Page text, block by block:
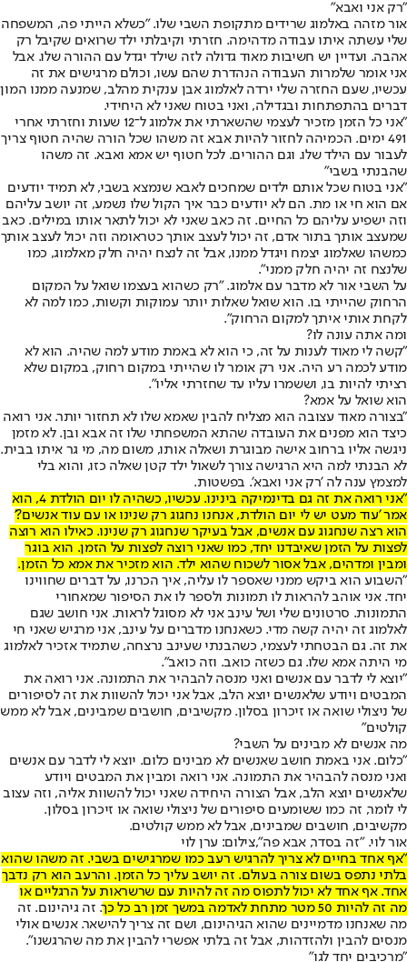
"רק אני ואבא"
אור מזהה באלמוג שרידים מתקופת השבי שלו. "כשלא הייתי פה, המשפחה
שלי עשתה איתו עבודה מדהימה. חזרתי וקיבלתי ילד שרואים שקיבל רק
אהבה. ועדיין יש חשיבות מאוד גדולה לזה שילד יגדל עם ההורה שלו. אבל
אני אומר שלמרות העבודה הנהדרת שהם עשו, וכולם מרגישים את זה
עכשיו, שעם החזרה שלי ירדה לאלמוג אבן ענקית מהלב, שמנעה ממנו המון
דברים בהתפתחות ובגדילה, ואני בטוח שאני לא היחידי.
"אני כל הזמן מזכיר לעצמי שהשארתי את אלמוג ל־12 שעות וחזרתי אחרי
491 ימים. הכמיהה לחזור להיות אבא זה משהו שכל הורה שהיה חטוף צריך
לעבור עם הילד שלו. וגם ההורים. לכל חטוף יש אמא ואבא. זה משהו
שהבנתי בשבי"
"אני בטוח שכל אותם ילדים שמחכים לאבא שנמצא בשבי, לא תמיד יודעים
אם הוא חי או מת. הם לא יודעים כבר איך הקול שלו נשמע, זה יושב עליהם
וזה ישפיע עליהם כל החיים. זה כאב שאני לא יכול לתאר אותו במילים. כאב
שמעצב אותך בתור אדם, זה יכול לעצב אותך כטראומה וזה יכול לעצב אותך
כמשהו שאלמוג יצמח ויגדל ממנו, אבל זה לנצח יהיה חלק מאלמוג, כמו
שלנצח זה יהיה חלק ממני".
על השבי אור לא מדבר עם אלמוג. "רק כשהוא בעצמו שואל על המקום
הרחוק שהייתי בו. הוא שואל שאלות יותר עמוקות וקשות, כמו למה לא
לקחת אותי איתך למקום הרחוק".
ומה אתה עונה לו?
"קשה לי מאוד לענות על זה, כי הוא לא באמת מודע למה שהיה. הוא לא
מודע לכמה רע היה. אני רק אומר לו שהייתי במקום רחוק, במקום שלא
רציתי להיות בו, וששמרו עליו עד שחזרתי אליו".
הוא שואל על אמא?
"בצורה מאוד עצובה הוא מצליח להבין שאמא שלו לא תחזור יותר. אני רואה
כיצד הוא מפנים את העובדה שהתא המשפחתי שלו זה אבא ובן. לא מזמן
ניגשה אליו ברחוב אישה מבוגרת ושאלה אותו, משום מה, מי גר איתו בבית.
לא הבנתי למה היא הרגישה צורך לשאול ילד קטן שאלה כזו, והוא בלי
למצמץ ענה לה 'רק אני ואבא'. בפשטות.
"אני רואה את זה גם בדינמיקה בינינו. עכשיו, כשהיה לו יום הולדת 4, הוא
אמר 'עוד מעט יש לי יום הולדת, אנחנו נחגוג רק שנינו או עם עוד אנשים?'
הוא רצה שנחגוג עם אנשים, אבל בעיקר שנחגוג רק שנינו. כאילו הוא רוצה
לפצות על הזמן שאיבדנו יחד, כמו שאני רוצה לפצות על הזמן. הוא בוגר
ומבין ומדהים, אבל אסור לשכוח שהוא ילד. הוא מזכיר את אמא כל הזמן.
"השבוע הוא ביקש ממני שאספר לו עליה, איך הכרנו, על דברים שחווינו
יחד. אני אוהב להראות לו תמונות ולספר לו את הסיפור שמאחורי
התמונות. סרטונים שלי ושל עינב אני לא מסוגל לראות. אני חושב שגם
לאלמוג זה יהיה קשה מדי. כשאנחנו מדברים על עינב, אני מרגיש שאני חי
את זה. גם הבטחתי לעצמי, כשהבנתי שעינב נרצחה, שתמיד אזכיר לאלמוג
מי היתה אמא שלו. גם כשזה כואב. וזה כואב".
"יוצא לי לדבר עם אנשים ואני מנסה להבהיר את התמונה. אני רואה את
המבטים ויודע שלאנשים יוצא הלב, אבל אני יכול להשוות את זה לסיפורים
של ניצולי שואה או זיכרון בסלון. מקשיבים, חושבים שמבינים, אבל לא ממש
קולטים"
מה אנשים לא מבינים על השבי?
"כלום. אני באמת חושב שאנשים לא מבינים כלום. יוצא לי לדבר עם אנשים
ואני מנסה להבהיר את התמונה. אני רואה ומבין את המבטים ויודע
שלאנשים יוצא הלב, אבל הצורה היחידה שאני יכול להשוות אליה, וזה עצוב
לי לומר, זה כמו ששומעים סיפורים של ניצולי שואה או זיכרון בסלון.
מקשיבים, חושבים שמבינים, אבל לא ממש קולטים.
אור לוי. "זה בסדר, אבא פה",צילום: ערן לוי
"אף אחד בחיים לא צריך להרגיש רעב כמו שמרגישים בשבי. זה משהו שהוא
בלתי נתפס בשום צורה בעולם. זה יושב עליך כל הזמן. והרעב הוא רק נדבך
אחד. אף אחד לא יכול לתפוס מה זה להיות עם שרשראות על הרגליים או
מה זה להיות 50 מטר מתחת לאדמה במשך זמן רב כל כך
. זה גיהינום. זה
מה שאנחנו מדמיינים שהוא הגיהינום, ושם זה צריך להישאר. אנשים אולי
מנסים להבין ולהזדהות, אבל זה בלתי אפשרי להבין את מה שהרגשנו".
"מרכיבים יחד לגו"